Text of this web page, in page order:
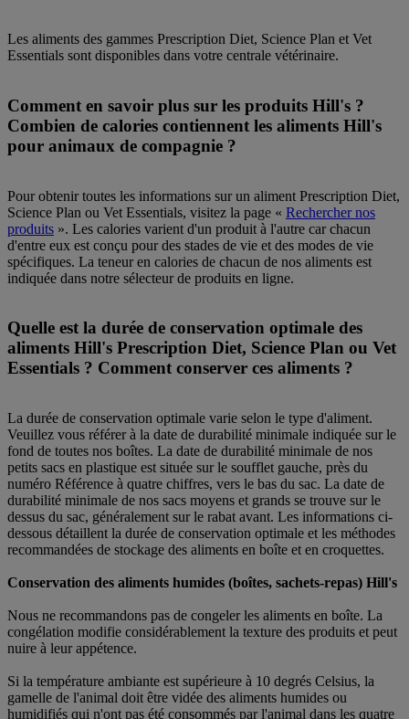
Les aliments des gammes Prescription Diet, Science Plan et Vet
Essentials sont disponibles dans votre centrale vétérinaire.
Comment en savoir plus sur les produits Hill's ?
Combien de calories contiennent les aliments Hill's
pour animaux de compagnie ?
Pour obtenir toutes les informations sur un aliment Prescription Diet,
Science Plan ou Vet Essentials, visitez la page « Rechercher nos
produits ». Les calories varient d'un produit à l'autre car chacun
d'entre eux est conçu pour des stades de vie et des modes de vie
spécifiques. La teneur en calories de chacun de nos aliments est
indiquée dans notre sélecteur de produits en ligne.
Quelle est la durée de conservation optimale des
aliments Hill's Prescription Diet, Science Plan ou Vet
Essentials ? Comment conserver ces aliments ?
La durée de conservation optimale varie selon le type d'aliment.
Veuillez vous référer à la date de durabilité minimale indiquée sur le
fond de toutes nos boîtes. La date de durabilité minimale de nos
petits sacs en plastique est située sur le soufflet gauche, près du
numéro Référence à quatre chiffres, vers le bas du sac. La date de
durabilité minimale de nos sacs moyens et grands se trouve sur le
dessus du sac, généralement sur le rabat avant. Les informations ci-
dessous détaillent la durée de conservation optimale et les méthodes
recommandées de stockage des aliments en boîte et en croquettes.
Conservation des aliments humides (boîtes, sachets-repas) Hill's
Nous ne recommandons pas de congeler les aliments en boîte. La
congélation modifie considérablement la texture des produits et peut
nuire à leur appétence.
Si la température ambiante est supérieure à 10 degrés Celsius, la
gamelle de l'animal doit être vidée des aliments humides ou
humidifiés qui n'ont pas été consommés par l'animal dans les quatre